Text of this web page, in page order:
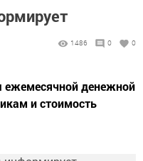
1486 0 0
ежемесячной денежной
и стоимость